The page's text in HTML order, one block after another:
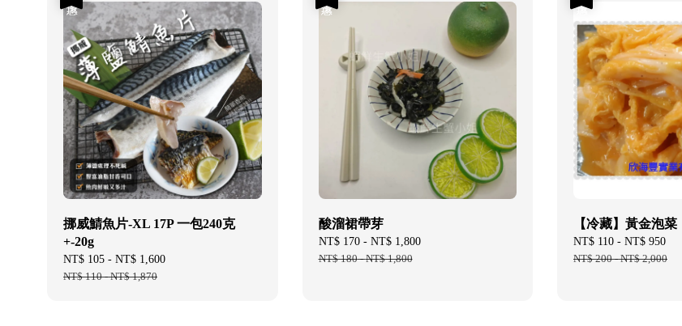
挪威鯖魚片-XL 17P 一包240克
+-20g
Sale
price
NT$ 105 - NT$ 1,600
NT$ 110-NT$ 1,870
酸溜裙帶芽
Sale
price
NT$ 170- NT$ 1,800
NT$ 180-NT$ 1,800
【冷藏】黃金泡菜
Sale
price
NT$ 110 - NT$ 950
NT$ 200-NT$ 2,000